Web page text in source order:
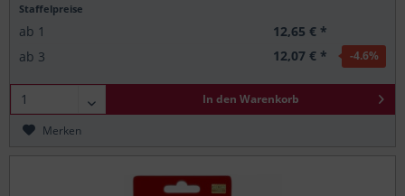
Staffelpreise
ab 1
12,65 € *
ab 3 12,07 € * -4.6%
In den Warenkorb
Merken